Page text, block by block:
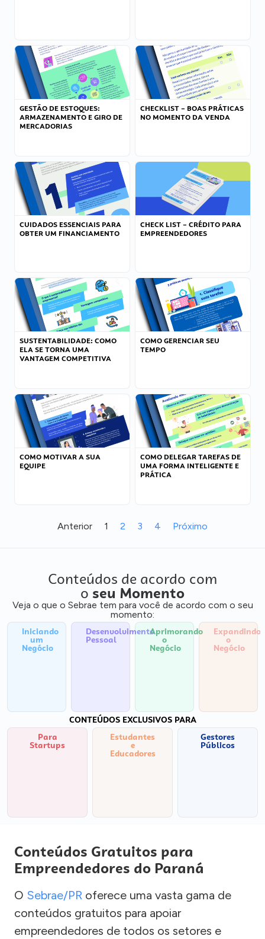
GESTÃO DE ESTOQUES:
ARMAZENAMENTO E GIRO DE
MERCADORIAS
CHECKLIST – BOAS PRÁTICAS
NO MOMENTO DA VENDA
CUIDADOS ESSENCIAIS PARA
OBTER UM FINANCIAMENTO
CHECK LIST – CRÉDITO PARA
EMPREENDEDORES
SUSTENTABILIDADE: COMO
ELA SE TORNA UMA
VANTAGEM COMPETITIVA
COMO GERENCIAR SEU
TEMPO
COMO MOTIVAR A SUA
EQUIPE
COMO DELEGAR TAREFAS DE
UMA FORMA INTELIGENTE E
PRÁTICA
Anterior 1 2 3 4 Próximo
Conteúdos de acordo com
o seu Momento
Veja o que o Sebrae tem para você de acordo com o seu
momento:
Iniciando
um
Negócio
Desenvolvimento
Pessoal
Aprimorando
o
Negócio
Expandindo
o
Negócio
CONTEÚDOS EXCLUSIVOS PARA
Para
Startups
Estudantes
e
Educadores
Gestores
Públicos
Conteúdos Gratuitos para
Empreendedores do Paraná
O Sebrae/PR oferece uma vasta gama de
conteúdos gratuitos para apoiar
empreendedores de todos os setores e